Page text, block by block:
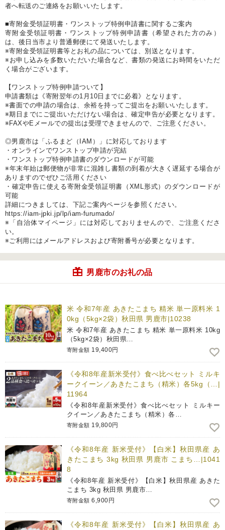
者へ転送のご連絡をお願いいたします。
■寄附金受領証明書・ワンストップ特例申請書に関するご案内
寄附金受領証明書・ワンストップ特例申請書（希望された方のみ）
は、後日当市より普通郵便にて発送いたします。
※寄附金受領証明書等とお礼の品については、別送となります。
※お申し込みを多数いただいた場合など、書類の発送にお時間をいただ
く場合がございます。
【ワンストップ特例申請ついて】
申請書類は《寄附翌年の1月10日までに必着》となります。
※書面での申請の場合は、余裕を持ってご提出をお願いいたします。
※期日までにご提出いただけない場合は、確定申告が必要となります。
※FAXやEメールでの提出は受理できませんので、ご注意ください。
◎男鹿市は「ふるまど（IAM）」に対応しております
・オンラインでワンストップ申請が完結
・ワンストップ特例申請書のダウンロードが可能
※年末年始は郵便物が非常に混雑し書類の到着が大きく遅延する場合が
ありますのでぜひご活用ください
・確定申告に使える寄附金受領証明書（XML形式）のダウンロードが
可能
詳細につきましては、下記ご案内ページを参照ください。
https://iam-jpki.jp/lp/iam-furumado/
※「自治体マイページ」には対応しておりませんので、ご注意くださ
い。
※ご利用にはメールアドレスおよび寄附番号が必要となります。
男鹿市のお礼の品
米 令和7年産 あきたこまち 精米 単一原料米 1
0kg（5kg×2袋）秋田県 男鹿市|10238
米 令和7年産 あきたこまち 精米 単一原料米 10kg
（5kg×2袋）秋田県…
寄附金額 19,400円
《令和8年産新米受付》食べ比べセット ミルキ
ークイーン／あきたこまち（精米）各5kg（…|
11964
《令和8年産新米受付》食べ比べセット ミルキー
クイーン／あきたこまち（精米）各…
寄附金額 19,800円
《令和8年産 新米受付》【白米】秋田県産 あ
きたこまち 3kg 秋田県 男鹿市 こまち…|1041
8
《令和8年産 新米受付》【白米】秋田県産 あきた
こまち 3kg 秋田県 男鹿市…
寄附金額 6,900円
《令和8年産 新米受付》【白米】秋田県産 あ